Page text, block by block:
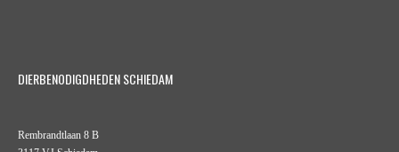
DIERBENODIGDHEDEN SCHIEDAM
Rembrandtlaan 8 B